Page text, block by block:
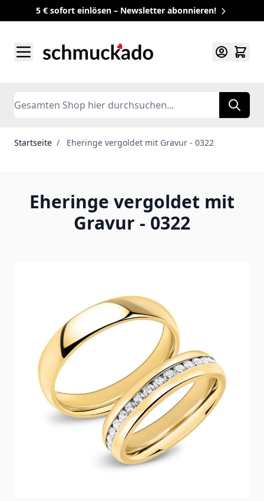
5 € sofort einlösen – Newsletter abonnieren!
Search
Startseite / Eheringe vergoldet mit Gravur - 0322
Eheringe vergoldet mit
Gravur - 0322